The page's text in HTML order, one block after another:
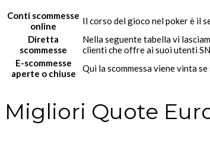
Conti scommesse
online
Il corso del gioco nel poker è il
Diretta
scommesse
Nella seguente tabella vi
clienti che offre ai suoi utenti
E-scommesse
aperte o chiuse
Qui la scommessa viene vinta
Migliori Quote